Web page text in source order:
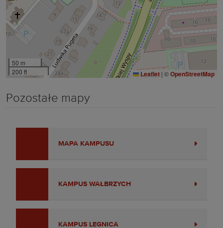
50 m
200 ft
Leaflet | ©OpenStreetMap
Pozostałe mapy
MAPA KAMPUSU
KAMPUS WAŁBRZYCH
KAMPUS LEGNICA